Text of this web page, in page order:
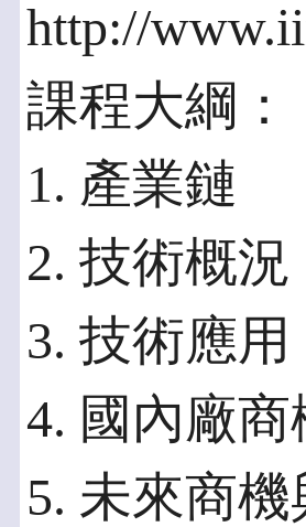
http://
課程大綱：
1. 產業鏈
2. 技術概況
3. 技術應用
4. 國內廠商
5. 未來商機